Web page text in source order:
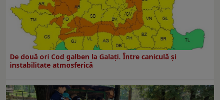
De două ori Cod galben la Galaţi. Între caniculă şi
instabilitate atmosferică